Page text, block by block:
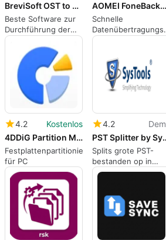
BreviSoft OST to PST Converter Tool
Beste Software zur
Durchführung der
OST-zu-PST- und
anderen
Formatkonvertierung
AOMEI FoneBackup
Schnelle
und Backup-
iPhone- und PC-
Nutzer
4.2
Kostenlos
4DDiG Partition Manager
Festplattenpartitionierungsverwaltungstool
für PC
4.2
PST
Splits grote PST-
bestanden op in
meerdere kleinere
mapp